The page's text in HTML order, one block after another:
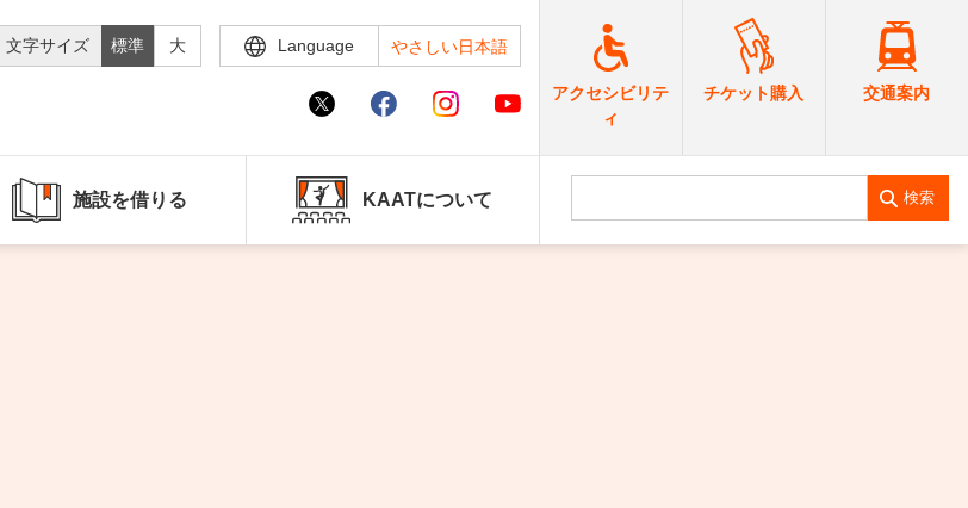
文字サイズ 標準 大 Language やさしい日本語
アクセシビリテ
ィ
チケット購入 交通案内
施設を借りる KAATについて 検索